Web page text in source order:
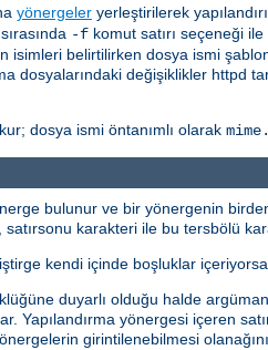
yönergeler yerleştirilerek
-f komut satırı seçeneği
isimleri belirtilirken dosya ismi
dosyalarındaki değişiklikler httpd
dosya ismi öntanımlı olarak
bulunur ve bir yönergenin
karakteri ile bu tersbölü
kendi içinde boşluklar içeriyorsa
duyarlı olduğu halde
Yapılandırma yönergesi içeren
girintilenebilmesi olanağını